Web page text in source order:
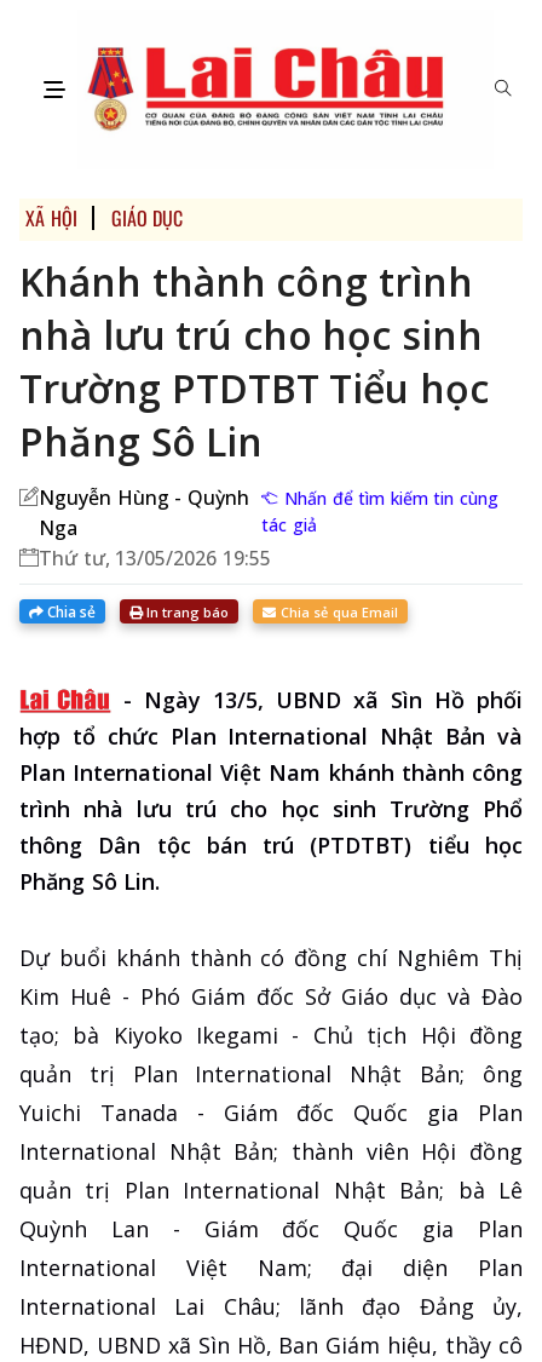
XÃ HỘI GIÁO DỤC
Khánh thành công trình
nhà lưu trú cho học sinh
Trường PTDTBT Tiểu học
Phăng Sô Lin
Nguyễn Hùng - Quỳnh
Nga
Nhấn để tìm kiếm tin cùng
tác giả
Thứ tư, 13/05/2026 19:55
Chia sẻ In trang báo Chia sẻ qua Email
- Ngày 13/5, UBND xã Sìn Hồ phối
hợp tổ chức Plan International Nhật Bản và
Plan International Việt Nam khánh thành công
trình nhà lưu trú cho học sinh Trường Phổ
thông Dân tộc bán trú (PTDTBT) tiểu học
Phăng Sô Lin.
Dự buổi khánh thành có đồng chí Nghiêm Thị
Kim Huê - Phó Giám đốc Sở Giáo dục và Đào
tạo; bà Kiyoko Ikegami - Chủ tịch Hội đồng
quản trị Plan International Nhật Bản; ông
Yuichi Tanada - Giám đốc Quốc gia Plan
International Nhật Bản; thành viên Hội đồng
quản trị Plan International Nhật Bản; bà Lê
Quỳnh Lan - Giám đốc Quốc gia Plan
International Việt Nam; đại diện Plan
International Lai Châu; lãnh đạo Đảng ủy,
HĐND, UBND xã Sìn Hồ, Ban Giám hiệu, thầy cô